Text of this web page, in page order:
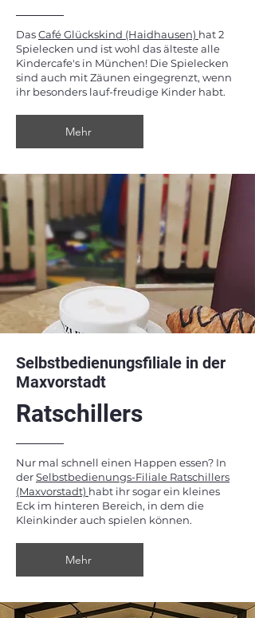
DasCafé Glückskind (Haidhausen) hat 2
Spielecken und ist wohl das älteste alle
Kindercafe's in München! Die Spielecken
sind auch mit Zäunen eingegrenzt, wenn
ihr besonders lauf-freudige Kinder habt.
Mehr
Selbstbedienungsfiliale in der
Maxvorstadt
Ratschillers
Nur mal schnell einen Happen essen? In
derSelbstbedienungs-Filiale Ratschillers
(Maxvorstadt) habt ihr sogar ein kleines
Eck im hinteren Bereich, in dem die
Kleinkinder auch spielen können.
Mehr